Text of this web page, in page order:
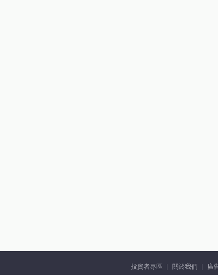
投資者專區 關於我們 廣